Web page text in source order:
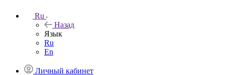
Ru
Назад
Язык
Ru
En
Личный кабинет